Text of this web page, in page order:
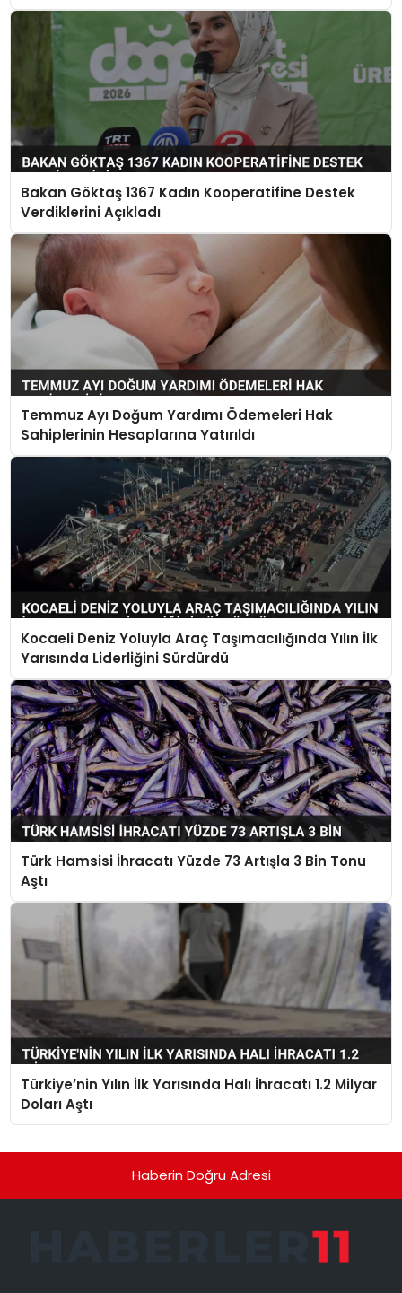
Bakan Göktaş 1367 Kadın Kooperatifine Destek
Verdiklerini Açıkladı
Temmuz Ayı Doğum Yardımı Ödemeleri Hak
Sahiplerinin Hesaplarına Yatırıldı
Kocaeli Deniz Yoluyla Araç Taşımacılığında Yılın İlk
Yarısında Liderliğini Sürdürdü
Türk Hamsisi İhracatı Yüzde 73 Artışla 3 Bin Tonu
Aştı
Türkiye’nin Yılın İlk Yarısında Halı İhracatı 1.2 Milyar
Doları Aştı
Haberin Doğru Adresi